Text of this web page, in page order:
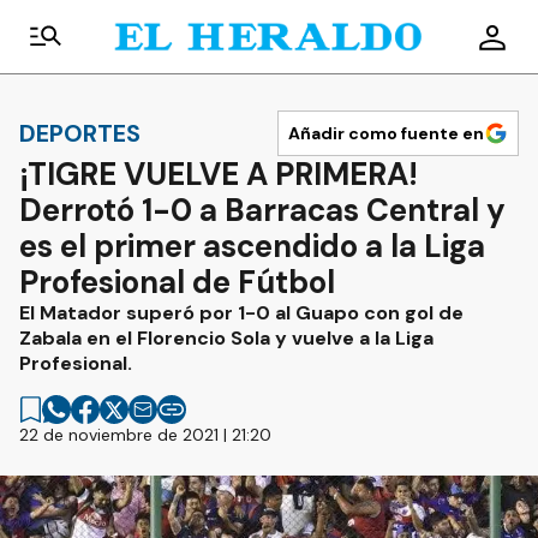
DEPORTES Añadir como fuente en
¡TIGRE VUELVE A PRIMERA!
Derrotó 1-0 a Barracas Central y
es el primer ascendido a la Liga
Profesional de Fútbol
El Matador superó por 1-0 al Guapo con gol de
Zabala en el Florencio Sola y vuelve a la Liga
Profesional.
22 de noviembre de 2021 | 21:20